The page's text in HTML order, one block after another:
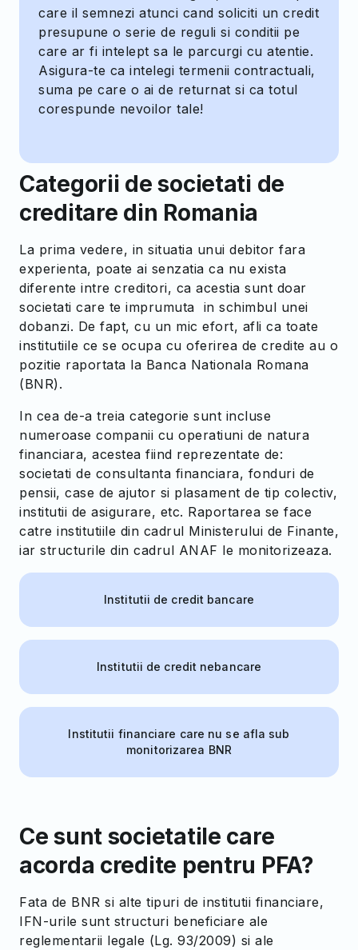
care il semnezi atunci cand soliciti un credit
presupune o serie de reguli si conditii pe
care ar fi intelept sa le parcurgi cu atentie.
Asigura-te ca intelegi termenii contractuali,
suma pe care o ai de returnat si ca totul
corespunde nevoilor tale!
Categorii de societati de
creditare din Romania
La prima vedere, in situatia unui debitor fara
experienta, poate ai senzatia ca nu exista
diferente intre creditori, ca acestia sunt doar
societati care te imprumuta in schimbul unei
dobanzi. De fapt, cu un mic efort, afli ca toate
institutiile ce se ocupa cu oferirea de credite au o
pozitie raportata la Banca Nationala Romana
(BNR).
In cea de-a treia categorie sunt incluse
numeroase companii cu operatiuni de natura
financiara, acestea fiind reprezentate de:
societati de consultanta financiara, fonduri de
pensii, case de ajutor si plasament de tip colectiv,
institutii de asigurare, etc. Raportarea se face
catre institutiile din cadrul Ministerului de Finante,
iar structurile din cadrul ANAF le monitorizeaza.
Institutii de credit bancare
Institutii de credit nebancare
Institutii financiare care nu se afla sub
monitorizarea BNR
Ce sunt societatile care
acorda credite pentru PFA?
Fata de BNR si alte tipuri de institutii financiare,
IFN-urile sunt structuri beneficiare ale
reglementarii legale (Lg. 93/2009) si ale